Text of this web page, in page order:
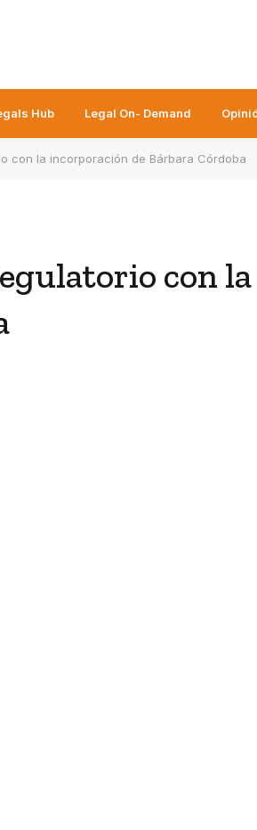
Hub Legal On- Demand
con la incorporación de Bárbara Córdoba
con la